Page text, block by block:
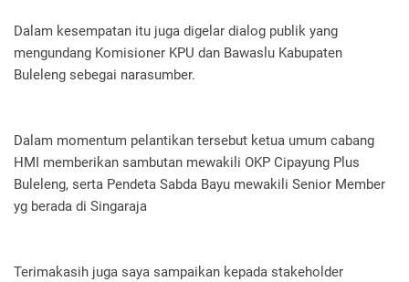
Dalam kesempatan itu juga digelar dialog publik yang
mengundang Komisioner KPU dan Bawaslu Kabupaten
Buleleng sebegai narasumber.
Dalam momentum pelantikan tersebut ketua umum cabang
HMI memberikan sambutan mewakili OKP Cipayung Plus
Buleleng, serta Pendeta Sabda Bayu mewakili Senior Member
yg berada di Singaraja
Terimakasih juga saya sampaikan kepada stakeholder